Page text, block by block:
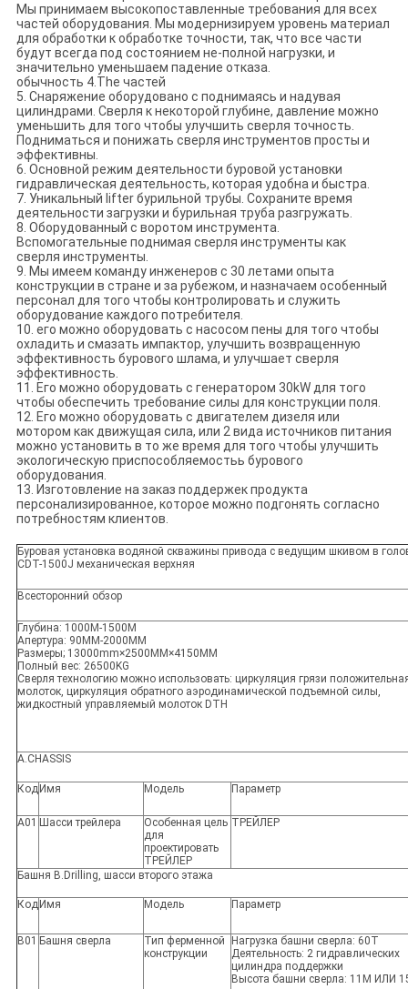
Мы принимаем высокопоставленные требования для всех
частей оборудования. Мы модернизируем уровень материал
для обработки к обработке точности, так, что все части
будут всегда под состоянием не-полной нагрузки, и
значительно уменьшаем падение отказа.
обычность 4.The частей
5. Снаряжение оборудовано с поднимаясь и надувая
цилиндрами. Сверля к некоторой глубине, давление можно
уменьшить для того чтобы улучшить сверля точность.
Подниматься и понижать сверля инструментов просты и
эффективны.
6. Основной режим деятельности буровой установки
гидравлическая деятельность, которая удобна и быстра.
7. Уникальный lifter бурильной трубы. Сохраните время
деятельности загрузки и бурильная труба разгружать.
8. Оборудованный с воротом инструмента.
Вспомогательные поднимая сверля инструменты как
сверля инструменты.
9. Мы имеем команду инженеров с 30 летами опыта
конструкции в стране и за рубежом, и назначаем особенный
персонал для того чтобы контролировать и служить
оборудование каждого потребителя.
10. его можно оборудовать с насосом пены для того чтобы
охладить и смазать импактор, улучшить возвращенную
эффективность бурового шлама, и улучшает сверля
эффективность.
11. Его можно оборудовать с генератором 30kW для того
чтобы обеспечить требование силы для конструкции поля.
12. Его можно оборудовать с двигателем дизеля или
мотором как движущая сила, или 2 вида источников питания
можно установить в то же время для того чтобы улучшить
экологическую приспособляемостьь бурового
оборудования.
13. Изготовление на заказ поддержек продукта
персонализированное, которое можно подгонять согласно
потребностям клиентов.
Буровая установка водяной скважины привода с ведущим шкивом в
CDT-1500J механическая верхняя
Всесторонний обзор
Глубина: 1000M-1500M
Апертура: 90MM-2000MM
Размеры; 13000mm×2500MM×4150MM
Полный вес: 26500KG
Сверля технологию можно использовать: циркуляция грязи
молоток, циркуляция обратного аэродинамической подъемной силы,
жидкостный управляемый молоток DTH
A.CHASSIS
Код Имя Модель Параметр
A01 Шасси трейлера
Особенная цель
для
проектировать
ТРЕЙЛЕР
ТРЕЙЛЕР
Башня B.Drilling, шасси второго этажа
Код Имя Модель Параметр
B01 Башня сверла
Тип ферменной
конструкции
Нагрузка башни сверла: 60T
Деятельность: 2 гидравлических
цилиндра поддержки
Высота башни сверла: 11M ИЛИ